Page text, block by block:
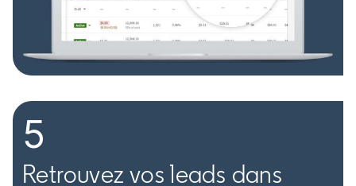
5
Retrouvez vos leads dans